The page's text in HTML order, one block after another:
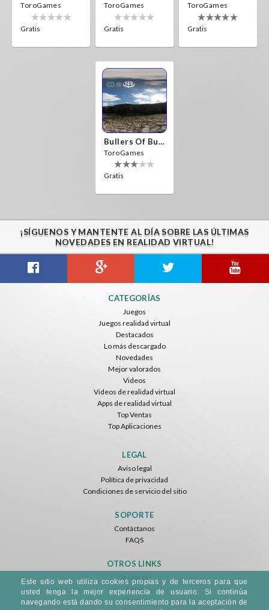
ToroGames
Gratis
ToroGames
Gratis
ToroGames
Gratis
Bullers Of Buchan Aberdeen
ToroGames
Gratis
¡SÍGUENOS Y MANTENTE AL DÍA SOBRE LAS ÚLTIMAS
NOVEDADES EN REALIDAD VIRTUAL!
CATEGORÍAS
Juegos
Juegos realidad virtual
Destacados
Lo más descargado
Novedades
Mejor valorados
Videos
Videos de realidad virtual
Apps de realidad virtual
Top Ventas
Top Aplicaciones
LEGAL
Aviso legal
Política de privacidad
Condiciones de servicio del sitio
SOPORTE
Contáctanos
FAQS
OTROS LINKS
Descargar
Feed
Sitemap
Este sitio web utiliza cookies propias y de terceros para que
usted tenga la mejor experiencia de usuario. Si continúa
navegando está dando su consentimiento para la aceptación de